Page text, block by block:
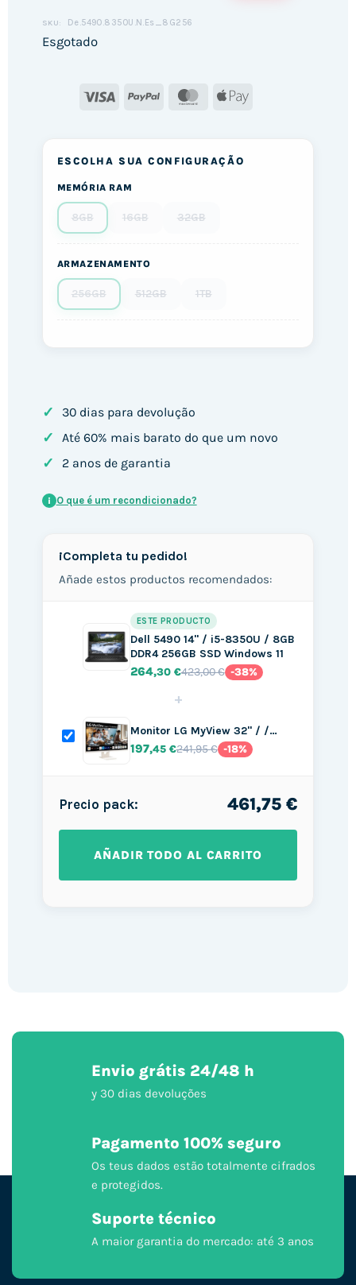
SKU: De.5490.8350U.N.Es_8G256
Esgotado
Visa PayPal MasterCard
Apple
ESCOLHA SUA CONFIGURAÇÃO
MEMÓRIA RAM
8GB 16GB 32GB
ARMAZENAMENTO
256GB 512GB 1TB
✓ 30 dias para devolução
✓ Até 60% mais barato do que um novo
✓ 2 anos de garantia
i O que é um recondicionado?
¡Completa tu pedido!
Añade estos productos recomendados:
ESTE PRODUCTO
Dell 5490 14" / i5-8350U / 8GB
DDR4 256GB SSD Windows 11
264,30 €423,00 € -38%
+
Monitor LG MyView 32" / /…
197,45 €241,95 € -18%
Precio pack: 461,75 €
AÑADIR TODO AL CARRITO
Envio grátis 24/48 h
y 30 dias devoluções
Pagamento 100% seguro
Os teus dados estão totalmente cifrados
e protegidos.
Suporte técnico
A maior garantia do mercado: até 3 anos